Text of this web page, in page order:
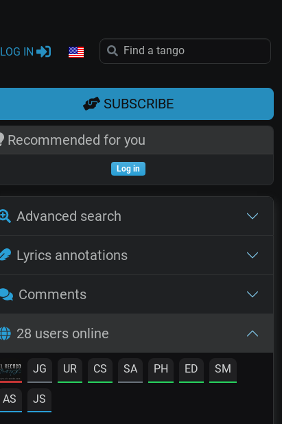
LOG IN
SUBSCRIBE
Recommended for you
Log in
Advanced search
Lyrics annotations
Comments
28 users online
JG UR CS SA PH ED SM
AS JS